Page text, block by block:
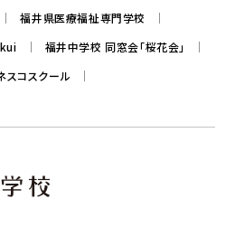
福井県医療福祉専門学校
福井中学校 同窓会「桜花会」
スコスクール